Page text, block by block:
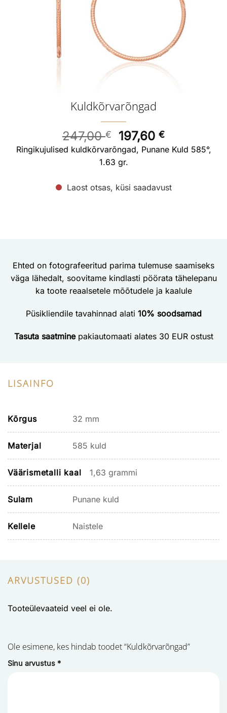
Kuldkõrvarõngad
247,00€
Algne
hind
oli:
247,00 €.
197,60€Current
price
Ringikujulised kuldkõrvarõngad, Punane Kuld 585°,
1.63 gr.
Laost otsas, küsi saadavust
Ehted on fotografeeritud parima tulemuse saamiseks
väga lähedalt, soovitame kindlasti pöörata tähelepanu
ka toote reaalsetele mõõtudele ja kaalule
Püsikliendile tavahinnad alati 10% soodsamad
Tasuta saatminepakiautomaati alates 30 EUR ostust
LISAINFO
Kõrgus 32 mm
Materjal 585 kuld
Väärismetalli kaal 1,63 grammi
Sulam Punane kuld
Kellele Naistele
ARVUSTUSED (0)
Tooteülevaateid veel ei ole.
Ole esimene, kes hindab toodet “Kuldkõrvarõngad”
Sinu arvustus *